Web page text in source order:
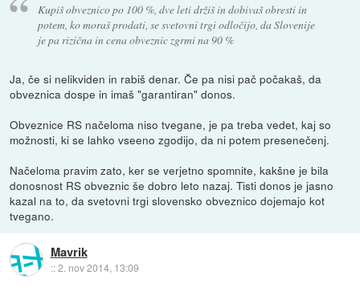
Kupiš obveznico po 100 %, dve leti držiš in dobivaš obresti in
potem, ko moraš prodati, se svetovni trgi odločijo, da Slovenije
je pa rizična in cena obveznic zgrmi na 90 %
Ja, če si nelikviden in rabiš denar. Če pa nisi pač počakaš, da
obveznica dospe in imaš "garantiran" donos.
Obveznice RS načeloma niso tvegane, je pa treba vedet, kaj so
možnosti, ki se lahko vseeno zgodijo, da ni potem presenečenj.
Načeloma pravim zato, ker se verjetno spomnite, kakšne je bila
donosnost RS obveznic še dobro leto nazaj. Tisti donos je jasno
kazal na to, da svetovni trgi slovensko obveznico dojemajo kot
tvegano.
Mavrik
::2. nov 2014, 13:09